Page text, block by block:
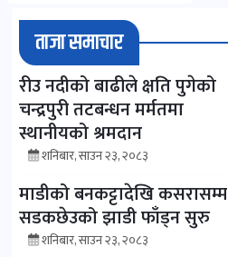
ताजा समाचार
रीउ नदीको बाढीले क्षति पुगेको
चन्द्रपुरी तटबन्धन मर्मतमा
स्थानीयको श्रमदान
शनिबार, साउन २३, २०८३
माडीको बनकट्टादेखि कसरासम्म
सडकछेउको झाडी फाँड्न सुरु
शनिबार, साउन २३, २०८३